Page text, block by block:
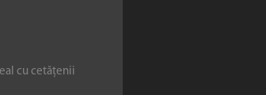
cu cetățenii